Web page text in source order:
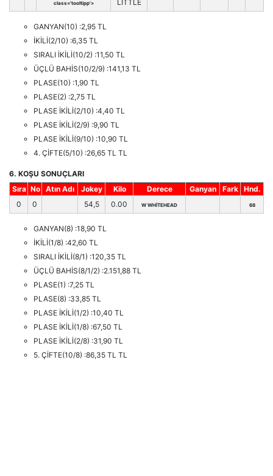
class='tooltipp'>
LİTTLE
GANYAN(10) :2,95 TL
İKİLİ(2/10) :6,35 TL
SIRALI İKİLİ(10/2) :11,50 TL
ÜÇLÜ BAHİS(10/2/9) :141,13 TL
PLASE(10) :1,90 TL
PLASE(2) :2,75 TL
PLASE İKİLİ(2/10) :4,40 TL
PLASE İKİLİ(2/9) :9,90 TL
PLASE İKİLİ(9/10) :10,90 TL
4. ÇİFTE(5/10) :26,65 TL TL
6. KOŞU SONUÇLARI
Sıra No Atın Adı Jokey Kilo Derece Ganyan Fark Hnd.
0
0 54,5 0.00 W WHİTEHEAD 68
GANYAN(8) :18,90 TL
İKİLİ(1/8) :42,60 TL
SIRALI İKİLİ(8/1) :120,35 TL
ÜÇLÜ BAHİS(8/1/2) :2.151,88 TL
PLASE(1) :7,25 TL
PLASE(8) :33,85 TL
PLASE İKİLİ(1/2) :10,40 TL
PLASE İKİLİ(1/8) :67,50 TL
PLASE İKİLİ(2/8) :31,90 TL
5. ÇİFTE(10/8) :86,35 TL TL